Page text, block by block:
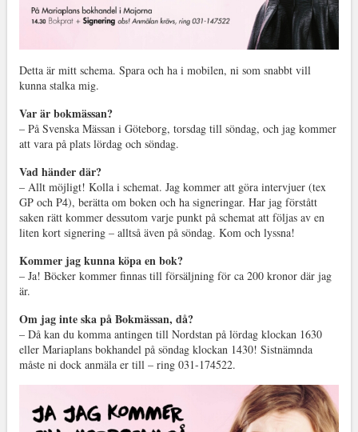
Detta är mitt schema. Spara och ha i mobilen, ni som snabbt vill
kunna stalka mig.
Var är bokmässan?
– På Svenska Mässan i Göteborg, torsdag till söndag, och jag kommer
att vara på plats lördag och söndag.
Vad händer där?
– Allt möjligt! Kolla i schemat. Jag kommer att göra intervjuer (tex
GP och P4), berätta om boken och ha signeringar. Har jag förstått
saken rätt kommer dessutom varje punkt på schemat att följas av en
liten kort signering – alltså även på söndag. Kom och lyssna!
Kommer jag kunna köpa en bok?
– Ja! Böcker kommer finnas till försäljning för ca 200 kronor där jag
är.
Om jag inte ska på Bokmässan, då?
– Då kan du komma antingen till Nordstan på lördag klockan 1630
eller Mariaplans bokhandel på söndag klockan 1430! Sistnämnda
måste ni dock anmäla er till – ring 031-174522.